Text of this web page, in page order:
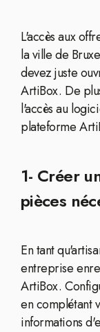
L'accès aux
la ville de
devez juste
ArtiBox. De
l'accès au
plateforme
1- Créer
pièces
En tant
entreprise
ArtiBox.
en complétant
informations